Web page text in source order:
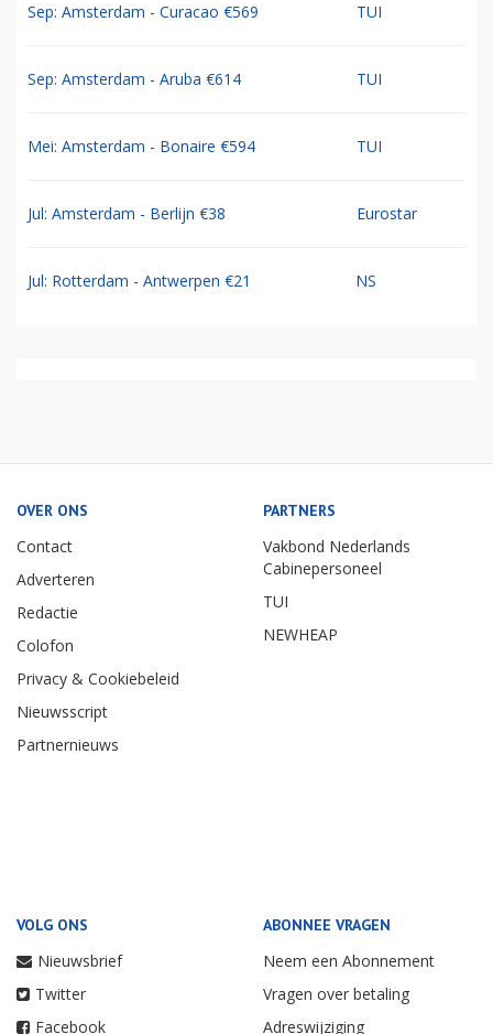
Sep: Amsterdam - Curacao €569 TUI
Sep: Amsterdam - Aruba €614 TUI
Mei: Amsterdam - Bonaire €594 TUI
Jul: Amsterdam - Berlijn €38 Eurostar
Jul: Rotterdam - Antwerpen €21 NS
OVER ONS
Contact
Adverteren
Redactie
Colofon
Privacy & Cookiebeleid
Nieuwsscript
Partnernieuws
PARTNERS
Vakbond Nederlands
Cabinepersoneel
TUI
NEWHEAP
VOLG ONS
Nieuwsbrief
Twitter
Facebook
ABONNEE VRAGEN
Neem een Abonnement
Vragen over betaling
Adreswijziging